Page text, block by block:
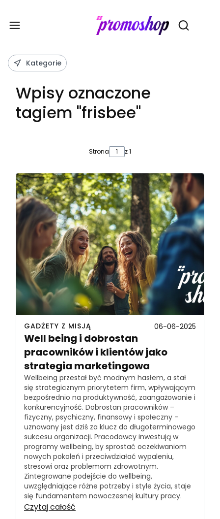
Otwórz
Kategorie
Wpisy oznaczone
tagiem "frisbee"
Strona z 1
GADŻETY Z MISJĄ 06-06-2025
Well being i dobrostan
pracowników i klientów jako
strategia marketingowa
Wellbeing przestał być modnym hasłem, a stał
się strategicznym priorytetem firm, wpływającym
bezpośrednio na produktywność, zaangażowanie i
konkurencyjność. Dobrostan pracowników –
fizyczny, psychiczny, finansowy i społeczny –
uznawany jest dziś za klucz do długoterminowego
sukcesu organizacji. Pracodawcy inwestują w
programy wellbeing, by sprostać oczekiwaniom
nowych pokoleń i przeciwdziałać wypaleniu,
stresowi oraz problemom zdrowotnym.
Zintegrowane podejście do wellbeing,
uwzględniające różne potrzeby i style życia, staje
się fundamentem nowoczesnej kultury pracy.
Czytaj całość